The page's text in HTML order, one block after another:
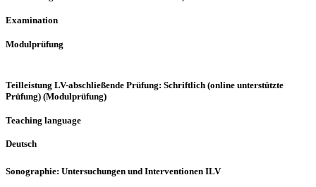
Examination
Modulprüfung
Teilleistung LV-abschließende Prüfung: Schriftlich (online unterstützte
Prüfung) (Modulprüfung)
Teaching language
Deutsch
Sonographie: Untersuchungen und Interventionen ILV